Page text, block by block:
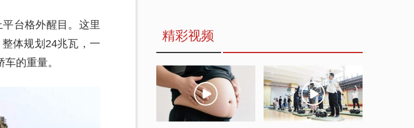
台格外醒目。这里
体规划24兆瓦，一
的重量。
精彩视频